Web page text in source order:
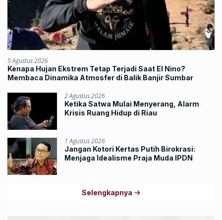
5 Agustus 2026
Kenapa Hujan Ekstrem Tetap Terjadi Saat El Nino?
Membaca Dinamika Atmosfer di Balik Banjir Sumbar
2 Agustus 2026
Ketika Satwa Mulai Menyerang, Alarm
Krisis Ruang Hidup di Riau
1 Agustus 2026
Jangan Kotori Kertas Putih Birokrasi:
Menjaga Idealisme Praja Muda IPDN
Selengkapnya